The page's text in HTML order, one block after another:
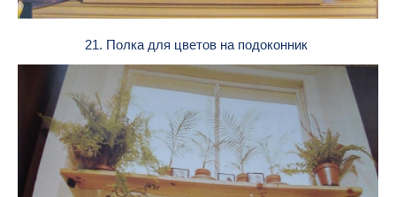
21. Полка для цветов на подоконник